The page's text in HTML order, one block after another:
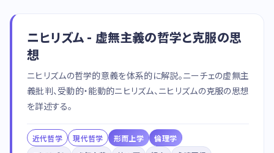
ニヒリズム - 虚無主義の哲学と克服の思
想
ニヒリズムの哲学的意義を体系的に解説。ニーチェの虚無主
義批判、受動的・能動的ニヒリズム、ニヒリズムの克服の思想
を詳述する。
近代哲学 現代哲学 形而上学
倫理学